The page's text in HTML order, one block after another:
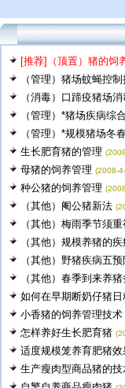
[推荐]（顶置）猪的饲
（管理）猪场蚊蝇控
（消毒）口蹄疫猪场
（管理）*猪场疾病综
（管理）*规模猪场冬
生长肥育猪的管理
母猪的饲养管理 (2008-
种公猪的饲养管理
（其他）阉公猪新法
（其他）梅雨季节须
（其他）规模养猪的
（其他）野猪疾病五预
（其他）春季到来养
如何在早期断奶仔猪
小香猪的饲养管理技术
怎样养好生长肥育猪
适度规模笼养育肥猪效
生产瘦肉型商品猪的